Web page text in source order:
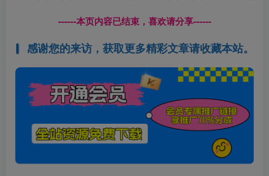
------本页内容已结束，喜欢请分享------
感谢您的来访，获取更多精彩文章请收藏本站。